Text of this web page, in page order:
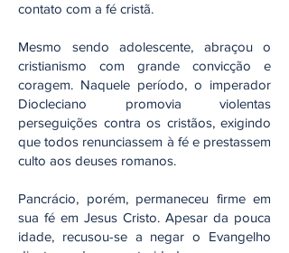
contato com a fé cristã.
Mesmo sendo adolescente, abraçou o
cristianismo com grande convicção e
coragem. Naquele período, o imperador
Diocleciano promovia violentas
perseguições contra os cristãos, exigindo
que todos renunciassem à fé e prestassem
culto aos deuses romanos.
Pancrácio, porém, permaneceu firme em
sua fé em Jesus Cristo. Apesar da pouca
idade, recusou-se a negar o Evangelho